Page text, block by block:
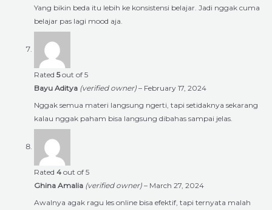
Yang bikin beda itu lebih ke konsistensi belajar. Jadi nggak cuma
belajar pas lagi mood aja.
Rated 5out of 5
Bayu Aditya (verified owner) – February 17, 2024
Nggak semua materi langsung ngerti, tapi setidaknya sekarang
kalau nggak paham bisa langsung dibahas sampai jelas.
Rated 4 out of 5
Ghina Amalia (verified owner) – March 27, 2024
Awalnya agak ragu les online bisa efektif, tapi ternyata malah